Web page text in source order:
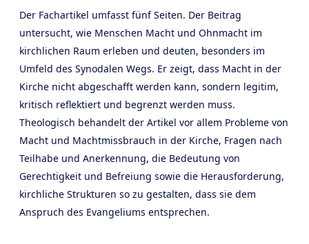
Der Fachartikel umfasst fünf Seiten. Der Beitrag
untersucht, wie Menschen Macht und Ohnmacht im
kirchlichen Raum erleben und deuten, besonders im
Umfeld des Synodalen Wegs. Er zeigt, dass Macht in der
Kirche nicht abgeschafft werden kann, sondern legitim,
kritisch reflektiert und begrenzt werden muss.
Theologisch behandelt der Artikel vor allem Probleme von
Macht und Machtmissbrauch in der Kirche, Fragen nach
Teilhabe und Anerkennung, die Bedeutung von
Gerechtigkeit und Befreiung sowie die Herausforderung,
kirchliche Strukturen so zu gestalten, dass sie dem
Anspruch des Evangeliums entsprechen.